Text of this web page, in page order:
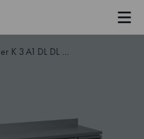
Premier K 3 A1 DL DL DR C U 3-Section Refrigerated Counter